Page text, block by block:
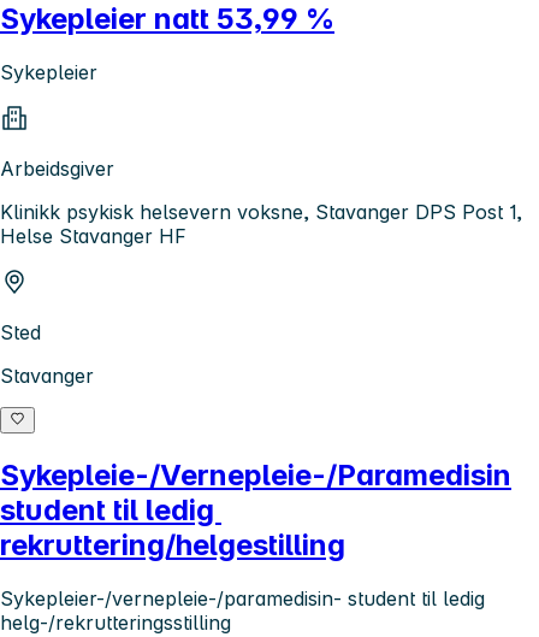
Sykepleier natt 53,99 %
Sykepleier
Arbeidsgiver
Klinikk psykisk helsevern voksne, Stavanger DPS Post 1,
Helse Stavanger HF
Sted
Stavanger
Sykepleie-/Vernepleie-/Paramedisin
student til ledig
rekruttering/helgestilling
Sykepleier-/vernepleie-/paramedisin- student til ledig
helg-/rekrutteringsstilling